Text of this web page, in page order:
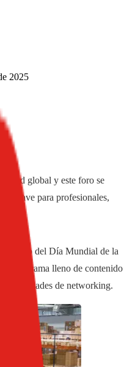
2025
global y este foro se
clave para profesionales,
motivo del Día Mundial de la
programa lleno de contenido
de networking.